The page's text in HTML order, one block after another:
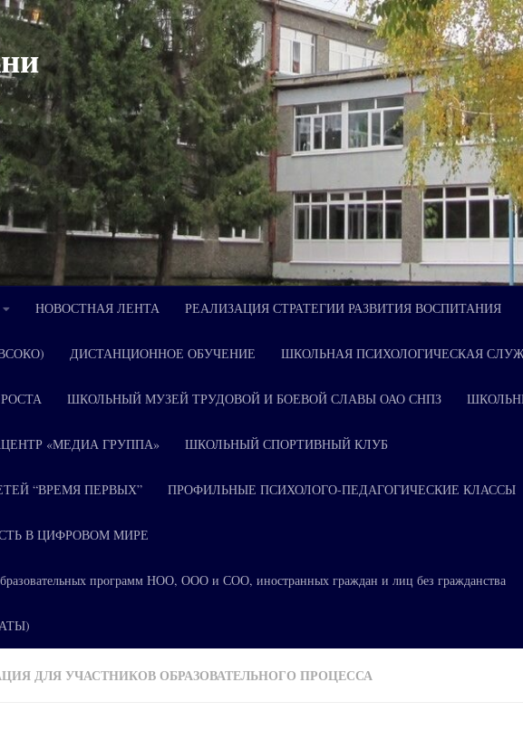
НОВОСТНАЯ ЛЕНТА РЕАЛИЗАЦИЯ СТРАТЕГИИ РАЗВИТИЯ ВОСПИТАНИЯ
ДИСТАНЦИОННОЕ ОБУЧЕНИЕ ШКОЛЬНАЯ ПСИХОЛОГИЧЕСКАЯ
ШКОЛЬНЫЙ МУЗЕЙ ТРУДОВОЙ И БОЕВОЙ СЛАВЫ ОАО СНПЗ
«МЕДИА ГРУППА» ШКОЛЬНЫЙ СПОРТИВНЫЙ КЛУБ
“ВРЕМЯ ПЕРВЫХ” ПРОФИЛЬНЫЕ ПСИХОЛОГО-ПЕДАГОГИЧЕСКИЕ КЛАССЫ
В ЦИФРОВОМ МИРЕ
программ НОО, ООО и СОО, иностранных граждан и лиц без гражданства
ДЛЯ УЧАСТНИКОВ ОБРАЗОВАТЕЛЬНОГО ПРОЦЕССА